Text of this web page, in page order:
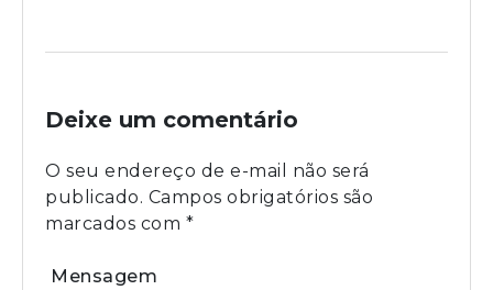
Deixe um comentário
O seu endereço de e-mail não será
publicado. Campos obrigatórios são
marcados com *
Mensagem